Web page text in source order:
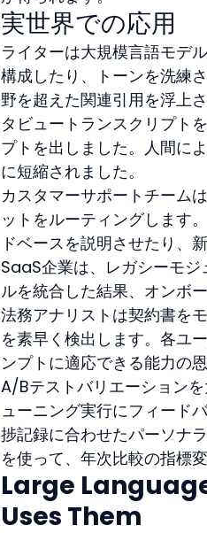
実世界での応用
ライターは大規模言語モデ
構成したり、トーンを洗練
野を超えた関連引用を浮上
タビュートランスクリプト
プトを出しました。人間に
に短縮されました。
カスタマーサポートチーム
ットをルーティングします
ドベースを説明させたり、
SaaS企業は、レガシーモジ
ルを統合した結果、オンボ
法務アナリストは契約書を
を素早く検出します。各ユ
ンプトに適応できる能力の
A/Bテストバリエーション
ューニング実行にフィード
捗記録に合わせたパーソナ
を使って、年次比較の指標
Large
Uses Them